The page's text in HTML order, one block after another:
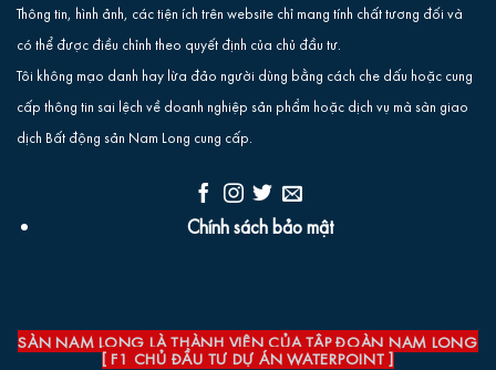
Thông tin, hình ảnh, các tiện ích trên website chỉ mang tính chất tương đối và
có thể được điều chỉnh theo quyết định của chủ đầu tư.
Tôi không mạo danh hay lừa đảo người dùng bằng cách che dấu hoặc cung
cấp thông tin sai lệch về doanh nghiệp sản phẩm hoặc dịch vụ mà sàn giao
dịch Bất động sản Nam Long cung cấp.
Chính sách bảo mật
SÀN NAM LONG LÀ THÀNH VIÊN CỦA TẬP ĐOÀN NAM LONG
[ F1 CHỦ ĐẦU TƯ DỰ ÁN WATERPOINT ]